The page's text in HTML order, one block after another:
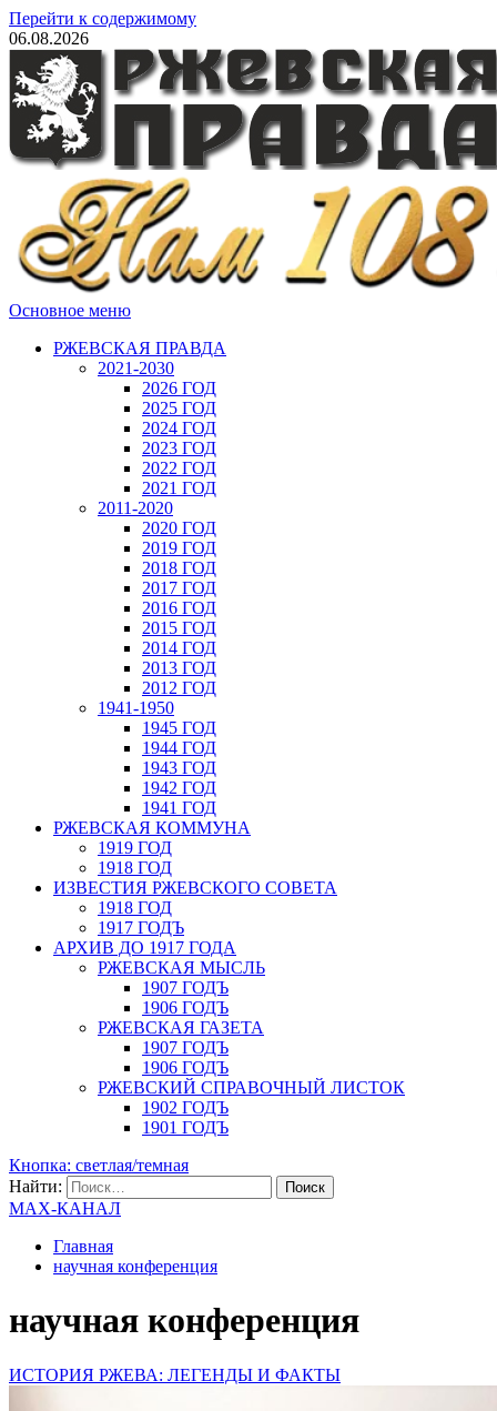
Перейти к содержимому
06.08.2026
Основное меню
РЖЕВСКАЯ ПРАВДА
2021-2030
2026 ГОД
2025 ГОД
2024 ГОД
2023 ГОД
2022 ГОД
2021 ГОД
2011-2020
2020 ГОД
2019 ГОД
2018 ГОД
2017 ГОД
2016 ГОД
2015 ГОД
2014 ГОД
2013 ГОД
2012 ГОД
1941-1950
1945 ГОД
1944 ГОД
1943 ГОД
1942 ГОД
1941 ГОД
РЖЕВСКАЯ КОММУНА
1919 ГОД
1918 ГОД
ИЗВЕСТИЯ РЖЕВСКОГО СОВЕТА
1918 ГОД
1917 ГОДЪ
АРХИВ ДО 1917 ГОДА
РЖЕВСКАЯ МЫСЛЬ
1907 ГОДЪ
1906 ГОДЪ
РЖЕВСКАЯ ГАЗЕТА
1907 ГОДЪ
1906 ГОДЪ
РЖЕВСКИЙ СПРАВОЧНЫЙ ЛИСТОК
1902 ГОДЪ
1901 ГОДЪ
Кнопка: светлая/темная
Найти:
MAX-КАНАЛ
Главная
научная конференция
научная конференция
ИСТОРИЯ РЖЕВА: ЛЕГЕНДЫ И ФАКТЫ